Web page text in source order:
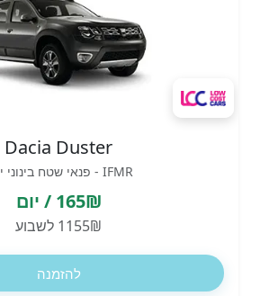
Dacia Duster
IFMR - פנאי שטח בינוני ידני
165₪ / יום
1155₪ לשבוע
להזמנה